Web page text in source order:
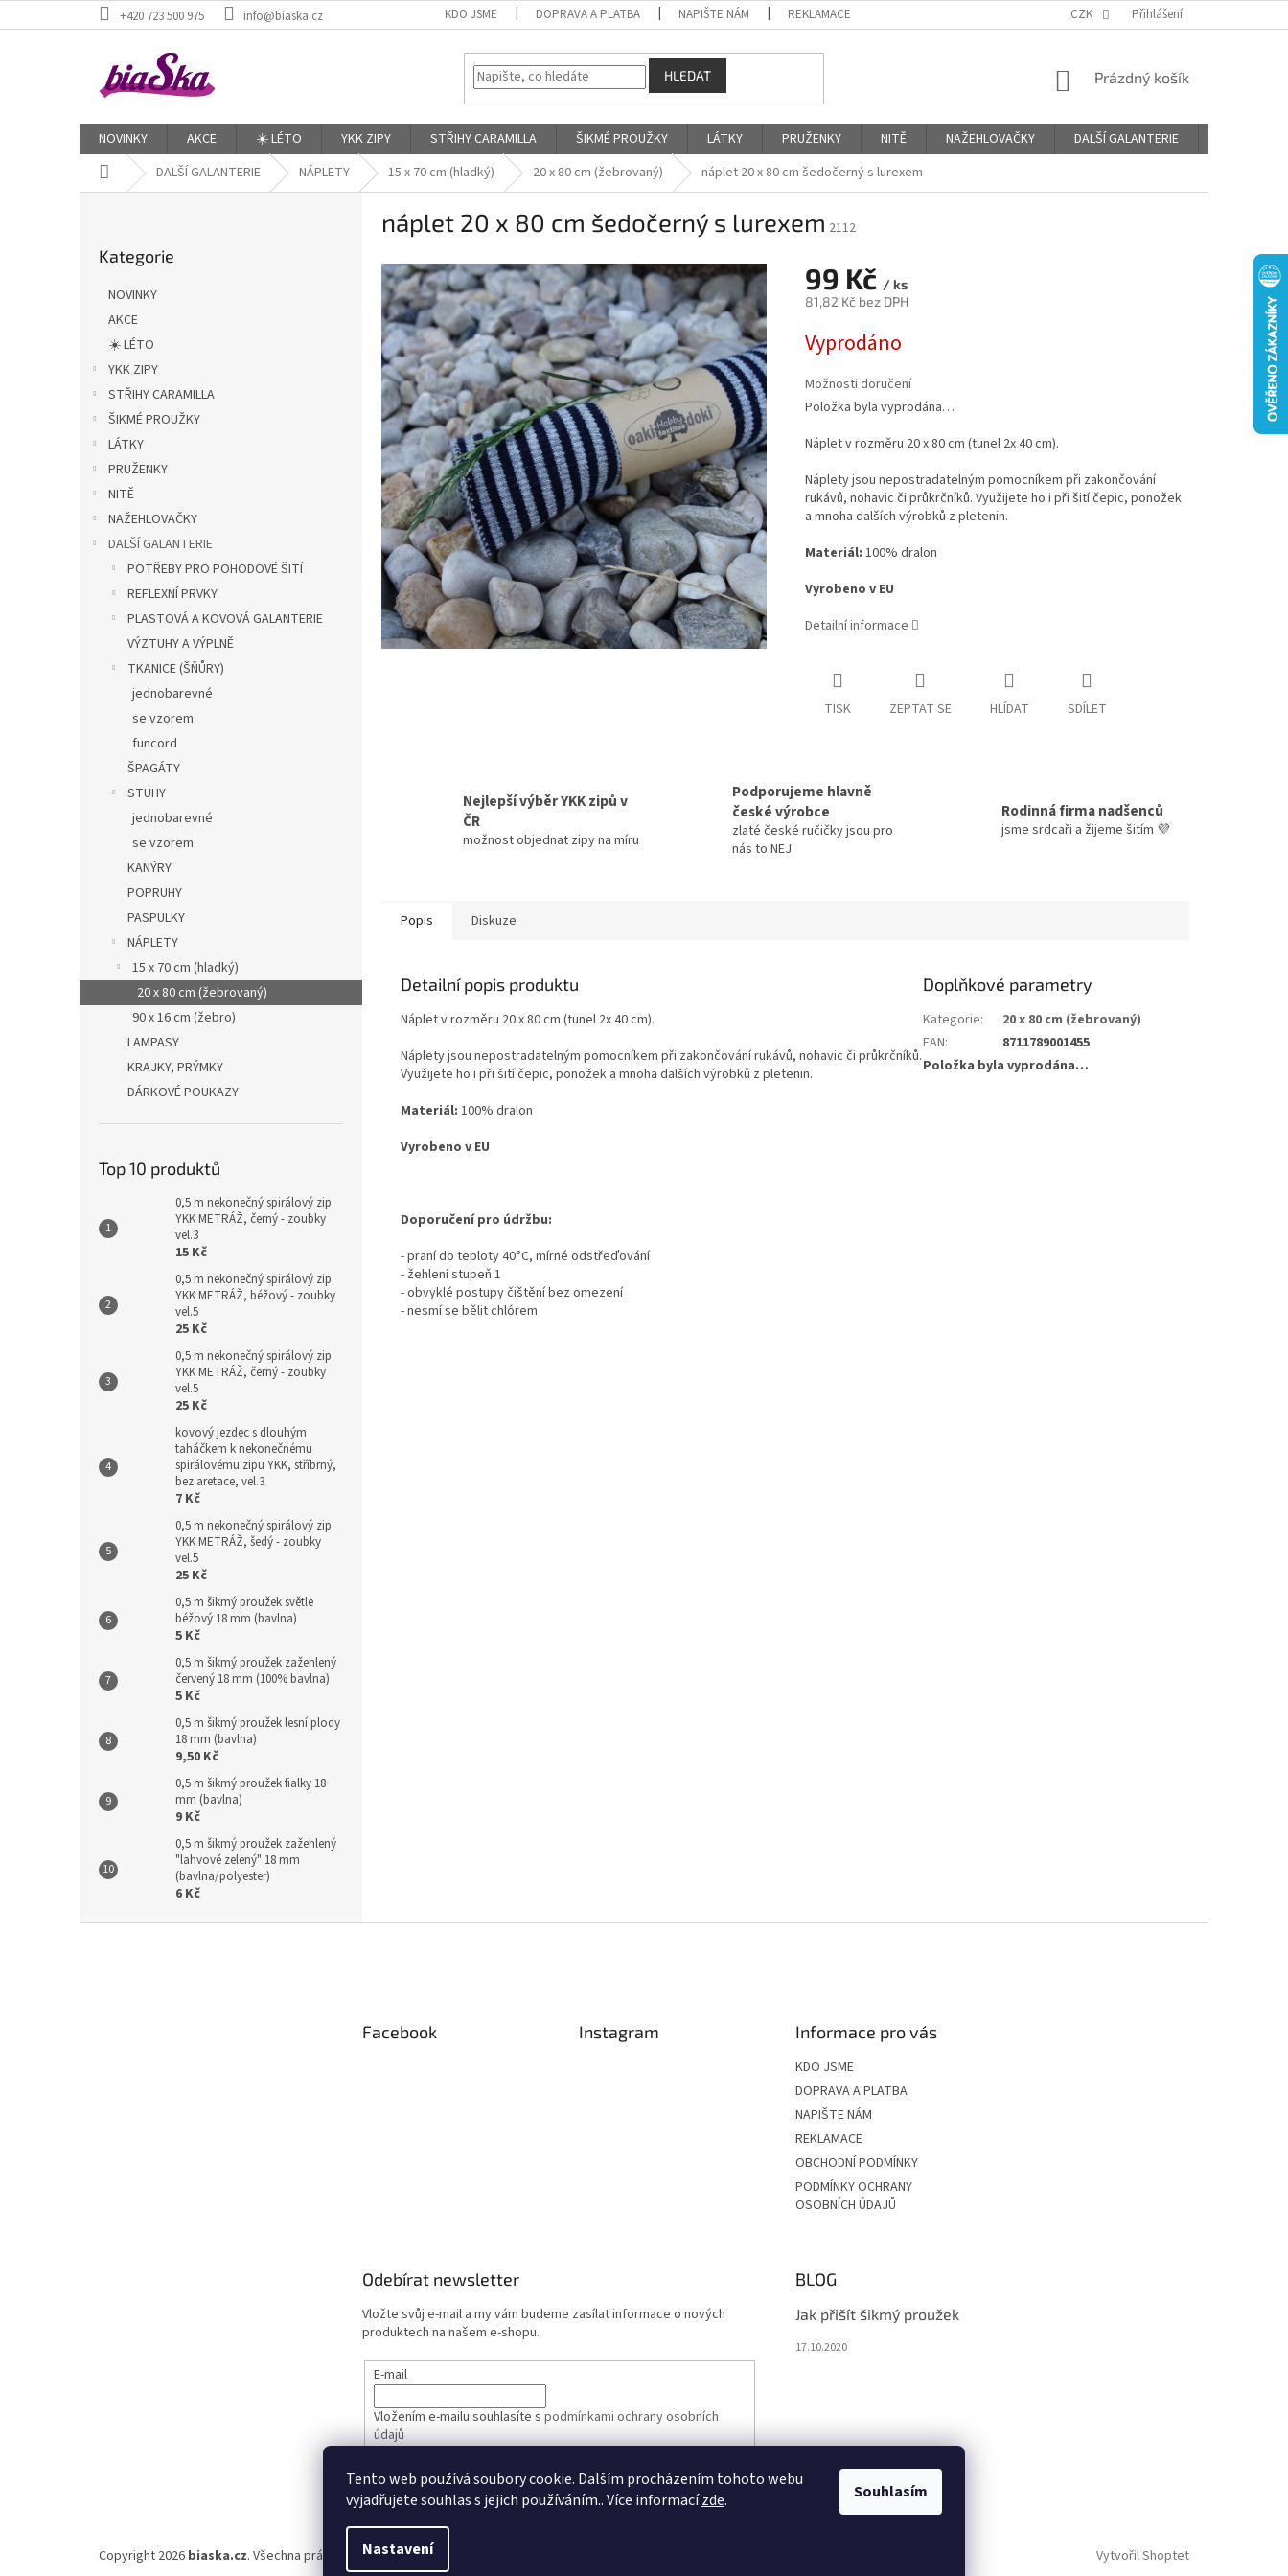
Tento web používá soubory cookie. Dalším procházením tohoto webu
vyjadřujete souhlas s jejich používáním.. Více informacízde.
Nastavení
Souhlasím
na
+420 723 500 975 info@biaska.cz KDO JSME DOPRAVA A PLATBA NAPIŠTE NÁM REKLAMACE PODMÍNKY OCHRANY OSOBNÍCH ÚDAJŮ
CZK Přihlášení
HLEDAT
NÁKUPNÍ
Prázdný košík
NOVINKY AKCE ☀️ LÉTO YKK ZIPY STŘIHY CARAMILLA ŠIKMÉ PROUŽKY LÁTKY PRUŽENKY NITĚ NAŽEHLOVAČKY DALŠÍ GALANTERIE
Domů DALŠÍ GALANTERIE NÁPLETY 15 x 70 cm (hladký) 20 x 80 cm (žebrovaný) náplet 20 x 80 cm šedočerný s lurexem
kategorie
Kategorie
NOVINKY
AKCE
☀️ LÉTO
YKK ZIPY
STŘIHY CARAMILLA
ŠIKMÉ PROUŽKY
LÁTKY
PRUŽENKY
NITĚ
NAŽEHLOVAČKY
DALŠÍ GALANTERIE
POTŘEBY PRO POHODOVÉ ŠITÍ
REFLEXNÍ PRVKY
PLASTOVÁ A KOVOVÁ GALANTERIE
VÝZTUHY A VÝPLNĚ
TKANICE (ŠŇŮRY)
jednobarevné
se vzorem
funcord
ŠPAGÁTY
STUHY
jednobarevné
se vzorem
KANÝRY
POPRUHY
PASPULKY
NÁPLETY
15 x 70 cm (hladký)
20 x 80 cm (žebrovaný)
90 x 16 cm (žebro)
LAMPASY
KRAJKY, PRÝMKY
DÁRKOVÉ POUKAZY
Top 10 produktů
0,5 m nekonečný spirálový zip
YKK METRÁŽ, černý - zoubky
vel.3
15 Kč
0,5 m nekonečný spirálový zip
YKK METRÁŽ, béžový - zoubky
vel.5
25 Kč
0,5 m nekonečný spirálový zip
YKK METRÁŽ, černý - zoubky
vel.5
25 Kč
kovový jezdec s dlouhým
taháčkem k nekonečnému
spirálovému zipu YKK, stříbrný,
bez aretace, vel.3
7 Kč
0,5 m nekonečný spirálový zip
YKK METRÁŽ, šedý - zoubky
vel.5
25 Kč
0,5 m šikmý proužek světle
béžový 18 mm (bavlna)
5 Kč
0,5 m šikmý proužek zažehlený
červený 18 mm (100% bavlna)
5 Kč
0,5 m šikmý proužek lesní plody
18 mm (bavlna)
9,50 Kč
0,5 m šikmý proužek fialky 18
mm (bavlna)
9 Kč
0,5 m šikmý proužek zažehlený
"lahvově zelený" 18 mm
(bavlna/polyester)
6 Kč
náplet 20 x 80 cm šedočerný s lurexem 2112
99 Kč / ks
81,82 Kč bez DPH
cena:
Vyprodáno
Možnosti doručení
Položka byla vyprodána…
Náplet v rozměru 20 x 80 cm (tunel 2x 40 cm).
Náplety jsou nepostradatelným pomocníkem při zakončování
rukávů, nohavic či průkrčníků. Využijete ho i při šití čepic, ponožek
a mnoha dalších výrobků z pletenin.
Materiál: 100% dralon
Vyrobeno v EU
Detailní informace
TISK ZEPTAT SE HLÍDAT SDÍLET
Nejlepší výběr YKK zipů v
ČR
možnost objednat zipy na míru
Podporujeme hlavně
české výrobce
zlaté české ručičky jsou pro
nás to NEJ
Rodinná firma nadšenců
jsme srdcaři a žijeme šitím 💜
Popis Diskuze
Detailní popis produktu
Náplet v rozměru 20 x 80 cm (tunel 2x 40 cm).
Náplety jsou nepostradatelným pomocníkem při zakončování rukávů, nohavic či průkrčníků.
Využijete ho i při šití čepic, ponožek a mnoha dalších výrobků z pletenin.
Materiál: 100% dralon
Vyrobeno v EU
Doporučení pro údržbu:
- praní do teploty 40°C, mírné odstřeďování
- žehlení stupeň 1
- obvyklé postupy čištění bez omezení
- nesmí se bělit chlórem
Doplňkové parametry
Kategorie:
20 x 80 cm (žebrovaný)
EAN:
8711789001455
Položka byla vyprodána…
Facebook Instagram Informace pro vás
KDO JSME
DOPRAVA A PLATBA
NAPIŠTE NÁM
REKLAMACE
OBCHODNÍ PODMÍNKY
PODMÍNKY OCHRANY
OSOBNÍCH ÚDAJŮ
Odebírat newsletter
Vložte svůj e-mail a my vám budeme zasílat informace o nových
produktech na našem e-shopu.
E-mail
Vložením e-mailu souhlasíte s podmínkami ochrany osobních
údajů
PŘIHLÁSIT SE
BLOG
Jak přišít šikmý proužek
17.10.2020
Vytvořil Shoptet
Copyright 2026 biaska.cz. Všechna práva vyhrazena.Upravit nastavení cookies